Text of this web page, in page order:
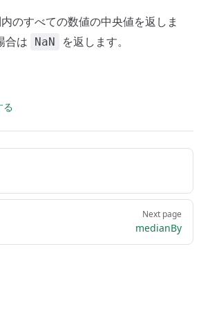
のすべての数値の中央値を返しま
合は
NaN を返します。
る
Next page
medianBy